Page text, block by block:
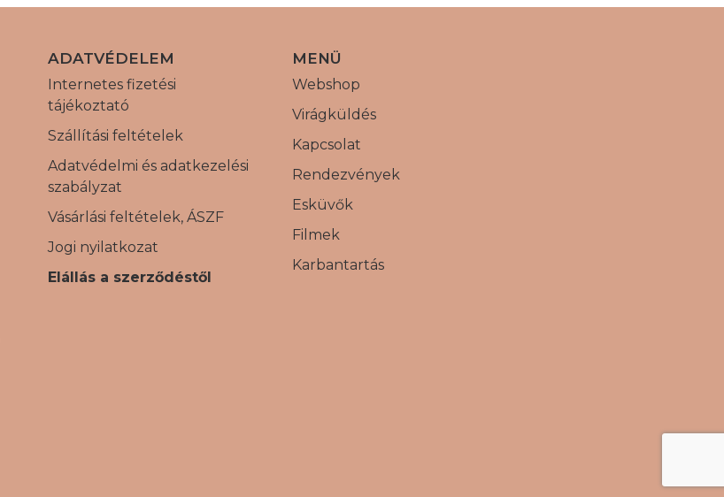
ADATVÉDELEM
Internetes fizetési
tájékoztató
Szállítási feltételek
Adatvédelmi és adatkezelési
szabályzat
Vásárlási feltételek, ÁSZF
Jogi nyilatkozat
Elállás a szerződéstől
MENÜ
Webshop
Virágküldés
Kapcsolat
Rendezvények
Esküvők
Filmek
Karbantartás